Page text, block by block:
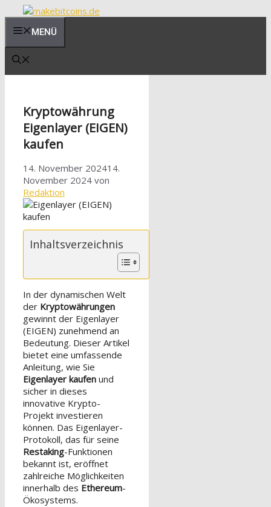
springenMENÜ
Kryptowährung
Eigenlayer (EIGEN)
kaufen
14. November 202414.
November 2024 von
Redaktion
Inhaltsverzeichnis
In der dynamischen Welt
der Kryptowährungen
gewinnt der Eigenlayer
(EIGEN) zunehmend an
Bedeutung. Dieser Artikel
bietet eine umfassende
Anleitung, wie Sie
Eigenlayer kaufen und
sicher in dieses
innovative Krypto-
Projekt investieren
können. Das Eigenlayer-
Protokoll, das für seine
Restaking-Funktionen
bekannt ist, eröffnet
zahlreiche Möglichkeiten
innerhalb des Ethereum-
Ökosystems.